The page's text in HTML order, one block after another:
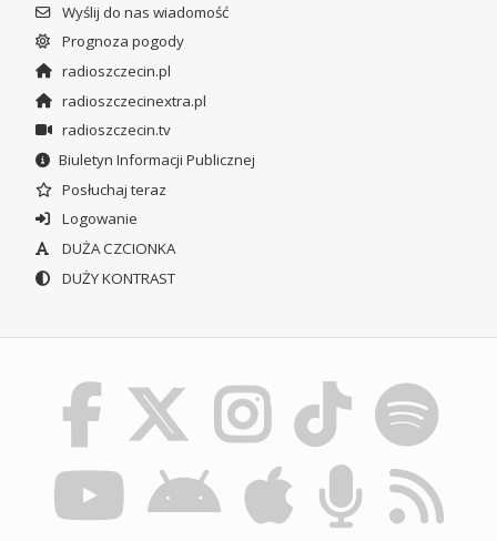
Wyślij do nas wiadomość
Prognoza pogody
radioszczecin.pl
radioszczecinextra.pl
radioszczecin.tv
Biuletyn Informacji Publicznej
Posłuchaj teraz
Logowanie
DUŻA CZCIONKA
DUŻY KONTRAST